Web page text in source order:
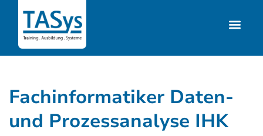
Fachinformatiker Daten-
und Prozessanalyse IHK